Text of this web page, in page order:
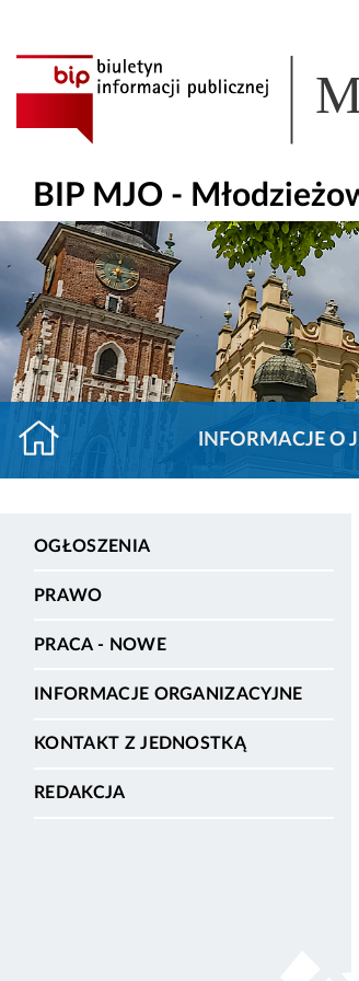
BIP MJO -
INFORMACJE O
OGŁOSZENIA
PRAWO
PRACA - NOWE
INFORMACJE ORGANIZACYJNE
KONTAKT Z JEDNOSTKĄ
REDAKCJA